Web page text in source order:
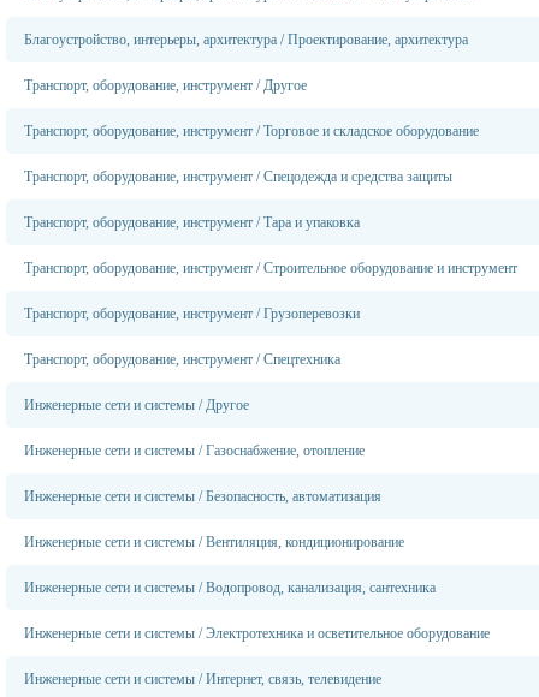
Благоустройство, интерьеры, архитектура /Проектирование, архитектура
Транспорт, оборудование, инструмент /Другое
Транспорт, оборудование, инструмент /Торговое и складское оборудование
Транспорт, оборудование, инструмент /Спецодежда и средства защиты
Транспорт, оборудование, инструмент /Тара и упаковка
Транспорт, оборудование, инструмент /Строительное оборудование и инструмент
Транспорт, оборудование, инструмент /Грузоперевозки
Транспорт, оборудование, инструмент /Спецтехника
Инженерные сети и системы /Другое
Инженерные сети и системы /Газоснабжение, отопление
Инженерные сети и системы /Безопасность, автоматизация
Инженерные сети и системы /Вентиляция, кондиционирование
Инженерные сети и системы /Водопровод, канализация, сантехника
Инженерные сети и системы /Электротехника и осветительное оборудование
Инженерные сети и системы /Интернет, связь, телевидение